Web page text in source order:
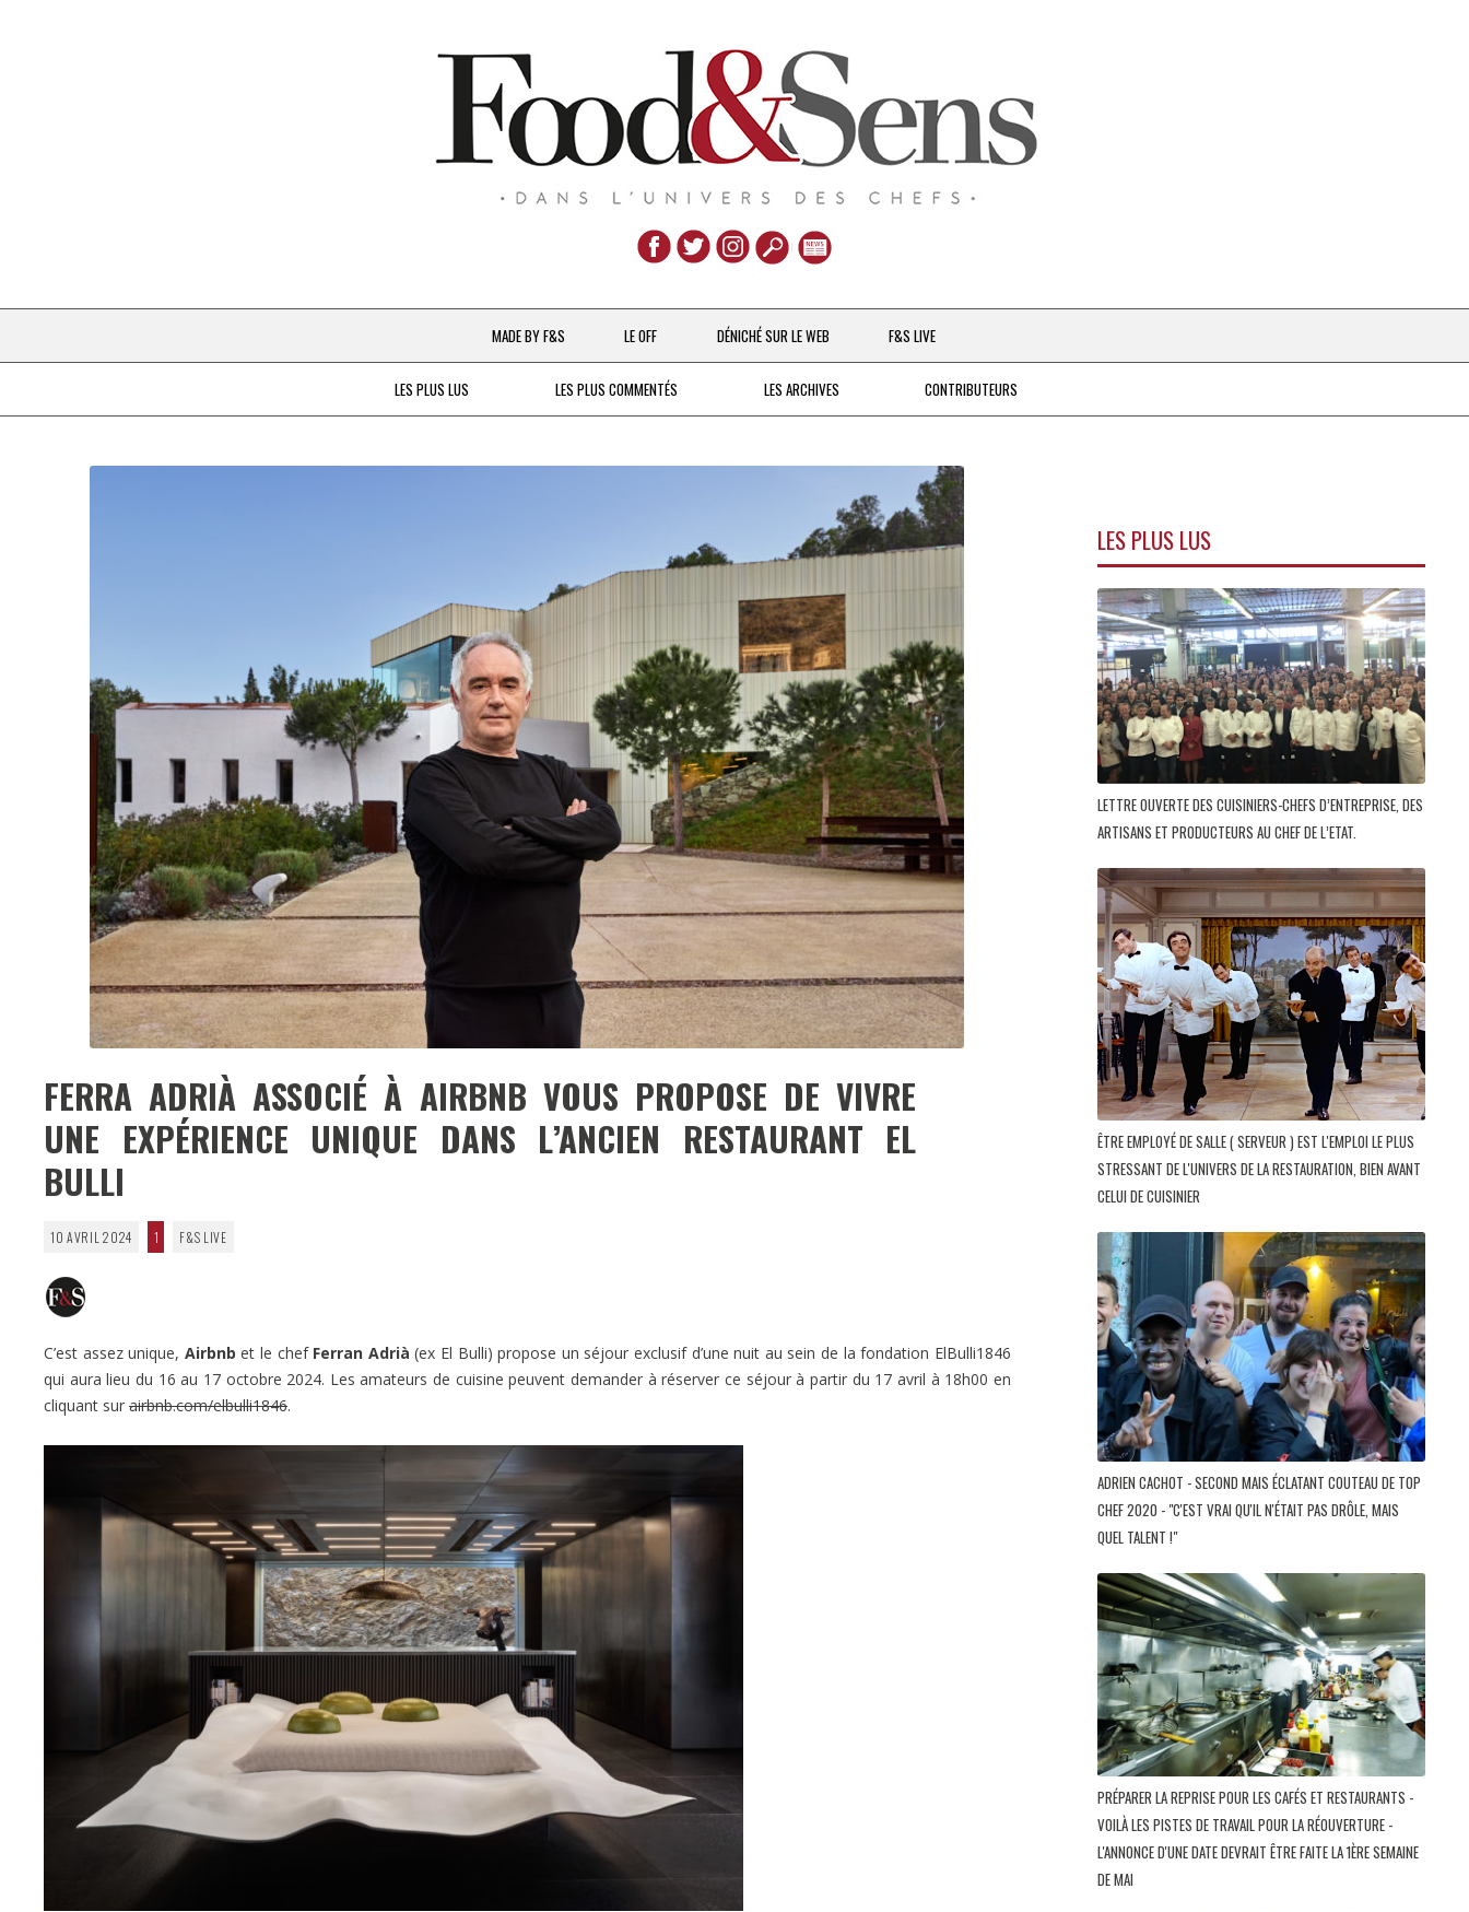
Aller
au
contenu
MADE BY F&S
CHEFS & ACTUALITÉS
LE OFF DÉNICHÉ SUR LE WEB F&S LIVE
LES PLUS LUS LES PLUS COMMENTÉS LES ARCHIVES CONTRIBUTEURS
FERRA ADRIÀ ASSOCIÉ À AIRBNB VOUS PROPOSE DE VIVRE
UNE EXPÉRIENCE UNIQUE DANS L’ANCIEN RESTAURANT EL
BULLI
10 AVRIL 2024 1 F&S LIVE
C’est assez unique, Airbnb et le chef Ferran Adrià (ex El Bulli) propose un séjour exclusif d’une nuit au sein de la fondation ElBulli1846
qui aura lieu du 16 au 17 octobre 2024. Les amateurs de cuisine peuvent demander à réserver ce séjour à partir du 17 avril à 18h00 en
cliquant sur airbnb.com/elbulli1846.
LES PLUS LUS
LETTRE OUVERTE DES CUISINIERS-CHEFS D’ENTREPRISE, DES
ARTISANS ET PRODUCTEURS AU CHEF DE L’ETAT.
ÊTRE EMPLOYÉ DE SALLE ( SERVEUR ) EST L'EMPLOI LE PLUS
STRESSANT DE L'UNIVERS DE LA RESTAURATION, BIEN AVANT
CELUI DE CUISINIER
ADRIEN CACHOT - SECOND MAIS ÉCLATANT COUTEAU DE TOP
CHEF 2020 - "C'EST VRAI QU'IL N'ÉTAIT PAS DRÔLE, MAIS
QUEL TALENT !"
PRÉPARER LA REPRISE POUR LES CAFÉS ET RESTAURANTS -
VOILÀ LES PISTES DE TRAVAIL POUR LA RÉOUVERTURE -
L'ANNONCE D'UNE DATE DEVRAIT ÊTRE FAITE LA 1ÈRE SEMAINE
DE MAI